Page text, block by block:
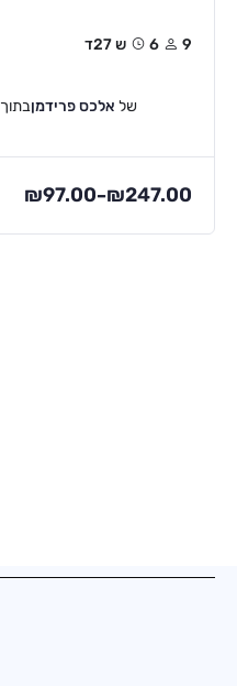
9 6ש 27ד
של אלכס פרידמןבתוך
₪97.00–₪247.00